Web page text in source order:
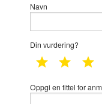
Navn
Din vurdering?
1 star 2 star
Oppgi en tittel for